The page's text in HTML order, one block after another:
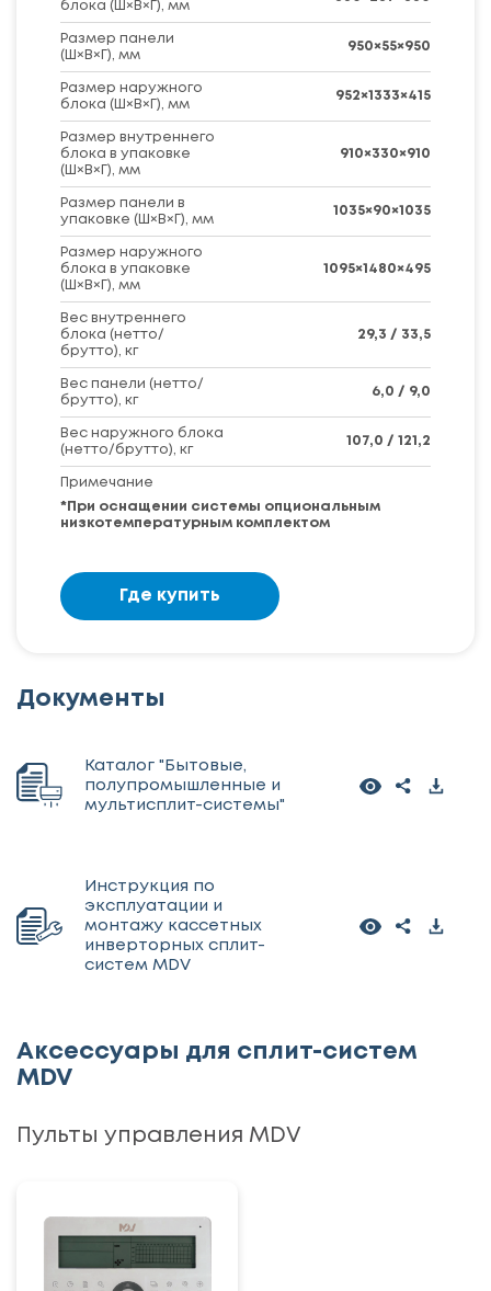
блока (Ш×В×Г), мм
Размер панели
(Ш×В×Г), мм
950×55×950
Размер наружного
блока (Ш×В×Г), мм
952×1333×415
Размер внутреннего
блока в упаковке
(Ш×В×Г), мм
910×330×910
Размер панели в
упаковке (Ш×В×Г), мм
1035×90×1035
Размер наружного
блока в упаковке
(Ш×В×Г), мм
1095×1480×495
Вес внутреннего
блока (нетто/
брутто), кг
29,3 / 33,5
Вес панели (нетто/
брутто), кг
6,0 / 9,0
Вес наружного блока
(нетто/брутто), кг
107,0 / 121,2
Примечание
*При оснащении системы опциональным
низкотемпературным комплектом
Где купить
Документы
Каталог "Бытовые,
полупромышленные и
мультисплит-системы"
Инструкция по
эксплуатации и
монтажу кассетных
инверторных сплит-
систем MDV
Аксессуары для сплит-систем
MDV
Пульты управления MDV